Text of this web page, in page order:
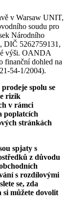
v Warsaw UNIT,
soudu pro
Národního
DIČ 5262759131,
výši. OANDA
finanční dohled na
54-1/2004).
spolu se
rizik
v rámci
poplatcích
stránkách
spjaty s
z důvodu
s rozdílovými
se, zda
si můžete dovolit